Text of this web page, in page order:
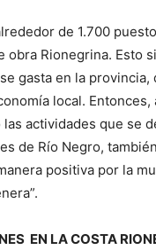
de 1.700
obra Rionegrina. Esto
gasta en la provincia,
local. Entonces,
actividades que se
de Río Negro,
positiva por la
EN LA COSTA